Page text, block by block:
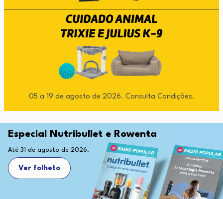
05 a 19 de agosto de 2026. Consulta Condições.
Especial Nutribullet e Rowenta
Até 31 de agosto de 2026.
Ver folheto